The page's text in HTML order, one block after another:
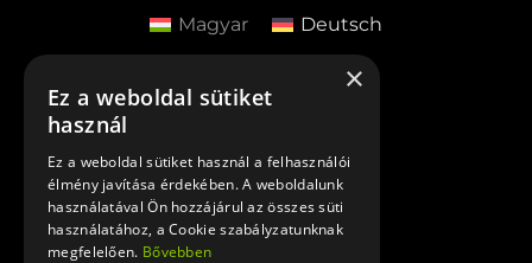
Magyar Deutsch
×
Ez a weboldal sütiket
használ
Ez a weboldal sütiket használ a felhasználói
élmény javítása érdekében. A weboldalunk
használatával Ön hozzájárul az összes süti
használatához, a Cookie szabályzatunknak
megfelelően. Bővebben